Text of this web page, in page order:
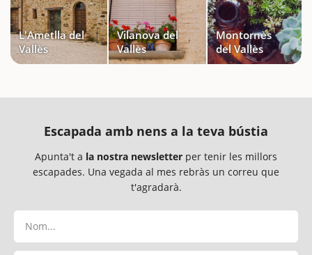
L'Ametlla del
Vallès
Vilanova del
Vallès
Montornès
del Vallès
Escapada amb nens a la teva bústia
Apunta't a la nostra newsletter per tenir les millors
escapades. Una vegada al mes rebràs un correu que
t'agradarà.